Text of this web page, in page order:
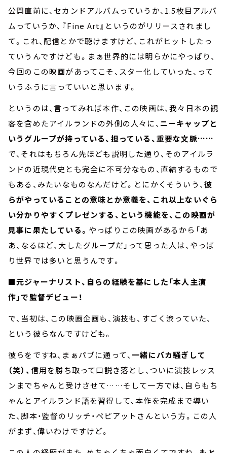
公開直前に、セカンドアルバムっていうか、1.5枚目アルバ
ムっていうか、『Fine Art』というのがリリースされまし
て。これ、配信とかで聴けますけど、これがヒットしたっ
ていうんですけども。まぁ世界的には明らかにやっぱり、
今回のこの映画があってこそ、スター化していった、って
いうふうに言っていいと思います。
というのは、言ってみれば本作、この映画は、我々日本の観
客を含めたアイルランドの外側の人々に、 ニーキャップと
いうグループが持っている、担っている、重要な文脈……
で、それはもちろん先ほども説明した通り、そのアイルラ
ンドの近現代史とも完全に不可分なもの、直結するもので
もある、みたいなものなんだけど。とにかくそういう、彼
らがやっていることの意味とか意義を、これ以上ないぐら
い分かりやすくプレゼンする、という機能を、この映画が
見事に果たしている。 やっぱりこの映画があるから「あ
あ、なるほど、大したグループだ」って思った人は、やっぱ
り世界では多いと思うんです。
■元ジャーナリスト、自らの経験を基にした「本人主演
作」で監督デビュー！
で、当初は、この映画企画も、演技も、すごく渋っていた、
という彼らなんですけども。
彼らをですね、まぁパブに通って、 一緒にバカ騒ぎして
（笑）、信用を勝ち取って口説き落とし、ついに演技レッス
ンまでちゃんと受けさせて……そして一方では、自らもち
ゃんとアイルランド語を習得して、本作を完成まで導い
た、脚本・監督のリッチ・ペピアットさんという方。この人
がまず、偉いわけですけど。